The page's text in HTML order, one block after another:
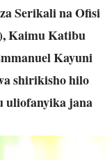
Serikali na Ofisi
Kaimu Katibu
Kayuni
shirikisho hilo
uliofanyika jana